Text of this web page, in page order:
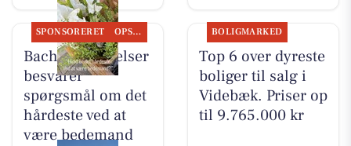
SPONSORERET OPSLAGSTAVLEN
Bachs Begravelser
besvarer
spørgsmål om det
hårdeste ved at
være bedemand
BOLIGMARKED
Top 6 over dyreste
boliger til salg i
Videbæk. Priser op
til 9.765.000 kr